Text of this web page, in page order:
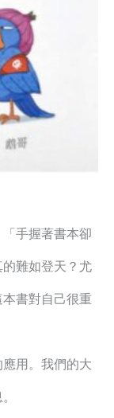
手握著書本卻
難如登天？尤
書對自己很重
用。我們的大